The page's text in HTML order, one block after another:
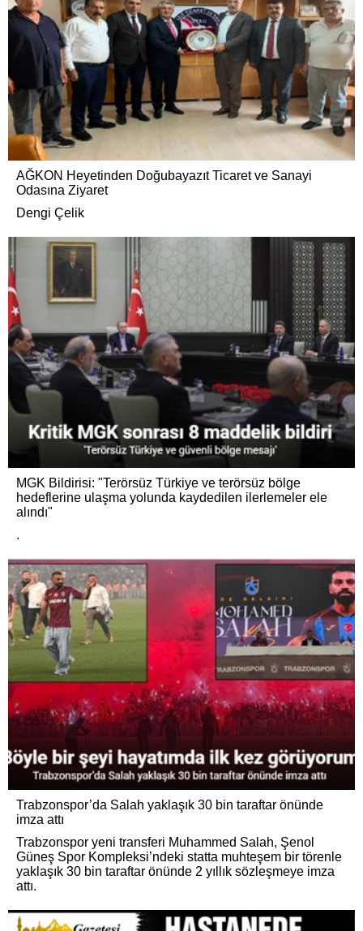
AĞKON Heyetinden Doğubayazıt Ticaret ve Sanayi
Odasına Ziyaret
Dengi Çelik
MGK Bildirisi: "Terörsüz Türkiye ve terörsüz bölge
hedeflerine ulaşma yolunda kaydedilen ilerlemeler ele
alındı"
.
Trabzonspor’da Salah yaklaşık 30 bin taraftar önünde
imza attı
Trabzonspor yeni transferi Muhammed Salah, Şenol
Güneş Spor Kompleksi’ndeki statta muhteşem bir törenle
yaklaşık 30 bin taraftar önünde 2 yıllık sözleşmeye imza
attı.